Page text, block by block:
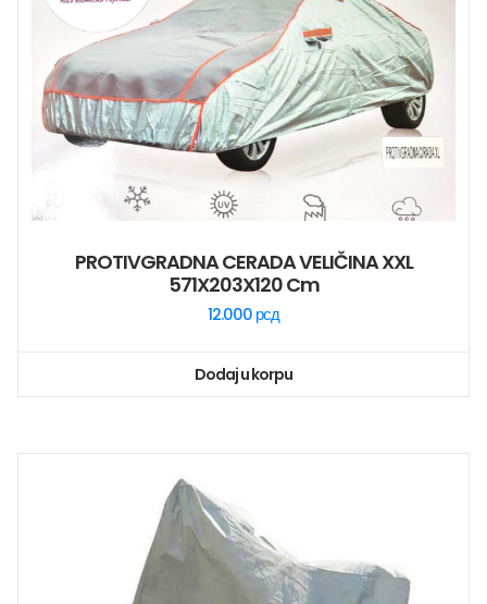
PROTIVGRADNA CERADA VELIČINA XXL
571X203X120 Cm
12.000 рсд
Dodaj u korpu